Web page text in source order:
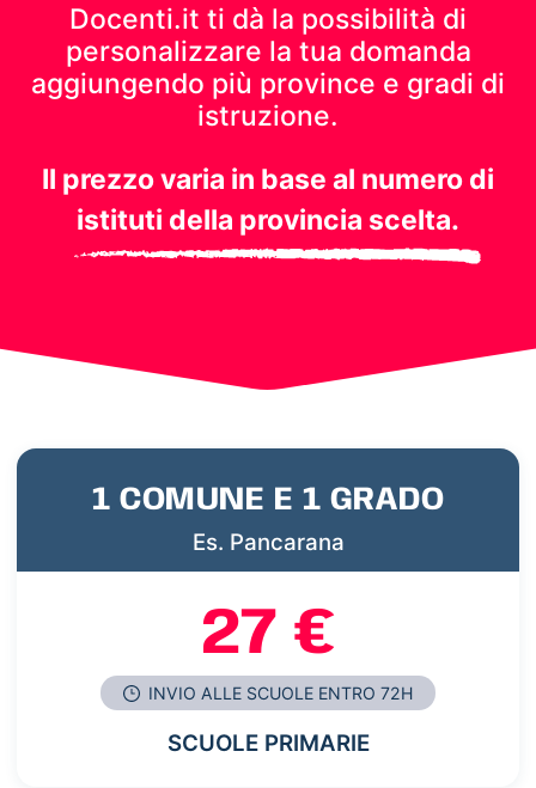
Docenti.it ti dà la possibilità di
personalizzare la tua domanda
aggiungendo più province e gradi di
istruzione.
Il prezzo varia in base al numero di
istituti della provincia scelta.
1 COMUNE E 1 GRADO
Es. Pancarana
27 €
INVIO ALLE SCUOLE ENTRO 72H
SCUOLE PRIMARIE